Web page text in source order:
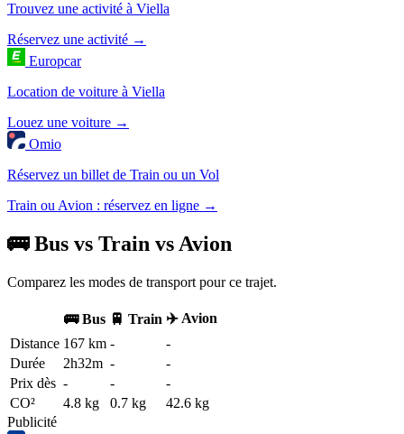
Trouvez une activité à Viella
Réservez une activité →
Europcar
Location de voiture à Viella
Louez une voiture →
Omio
Réservez un billet de Train ou un Vol
Train ou Avion : réservez en ligne →
🚌 Bus vs Train vs Avion
Comparez les modes de transport pour ce trajet.
🚌 Bus 🚆 Train ✈️ Avion
Distance 167 km -
-
Durée
2h32m -
-
Prix dès - -
-
CO²
4.8 kg 0.7 kg
42.6 kg
Publicité